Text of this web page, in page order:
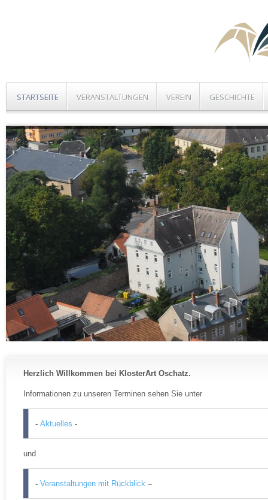
STARTSEITE VERANSTALTUNGEN VEREIN GESCHICHTE
Herzlich Willkommen bei KlosterArt Oschatz.
Informationen zu unseren Terminen sehen Sie unter
- Aktuelles -
und
- Veranstaltungen mit Rückblick –